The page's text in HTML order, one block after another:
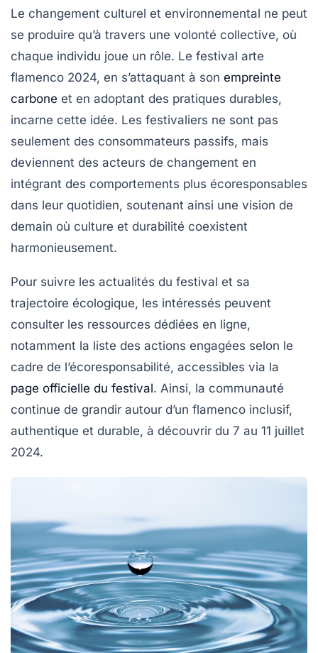
Le changement culturel et environnemental ne peut
se produire qu’à travers une volonté collective, où
chaque individu joue un rôle. Le festival arte
flamenco 2024, en s’attaquant à son empreinte
carbone et en adoptant des pratiques durables,
incarne cette idée. Les festivaliers ne sont pas
seulement des consommateurs passifs, mais
deviennent des acteurs de changement en
intégrant des comportements plus écoresponsables
dans leur quotidien, soutenant ainsi une vision de
demain où culture et durabilité coexistent
harmonieusement.
Pour suivre les actualités du festival et sa
trajectoire écologique, les intéressés peuvent
consulter les ressources dédiées en ligne,
notamment la liste des actions engagées selon le
cadre de l’écoresponsabilité, accessibles via la
page officielle du festival. Ainsi, la communauté
continue de grandir autour d’un flamenco inclusif,
authentique et durable, à découvrir du 7 au 11 juillet
2024.